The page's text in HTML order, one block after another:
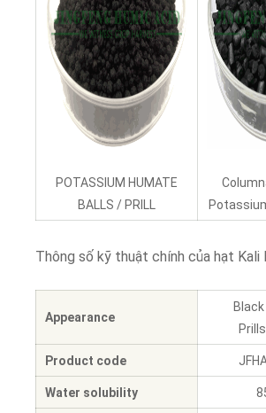
POTASSIUM HUMATE
BALLS / PRILL
Thông số kỹ thuật chính của hạt Kali
Appearance
Product code
Water solubility